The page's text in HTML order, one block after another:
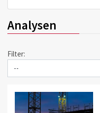
Analysen
Filter: